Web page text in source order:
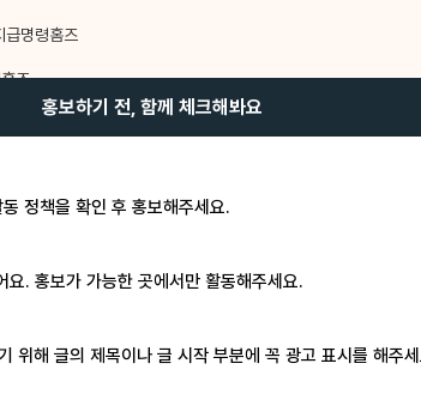
명령홈즈
즈
홍보하기 전, 함께 체크해봐요
정책을 확인 후 홍보해주세요.
. 홍보가 가능한 곳에서만 활동해주세요.
위해 글의 제목이나 글 시작 부분에 꼭 광고 표시를 해주